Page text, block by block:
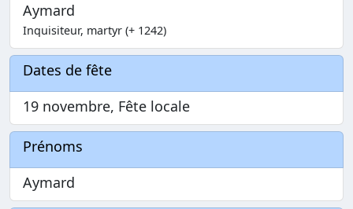
Aymard
Inquisiteur, martyr (+ 1242)
Dates de fête
19 novembre, Fête locale
Prénoms
Aymard